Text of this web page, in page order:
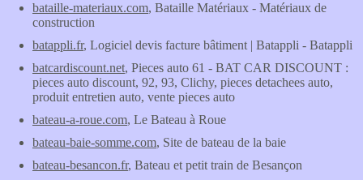
bataille-materiaux.com, Bataille Matériaux - Matériaux de
construction
batappli.fr, Logiciel devis facture bâtiment | Batappli - Batappli
batcardiscount.net, Pieces auto 61 - BAT CAR DISCOUNT :
pieces auto discount, 92, 93, Clichy, pieces detachees auto,
produit entretien auto, vente pieces auto
bateau-a-roue.com, Le Bateau à Roue
bateau-baie-somme.com, Site de bateau de la baie
bateau-besancon.fr, Bateau et petit train de Besançon